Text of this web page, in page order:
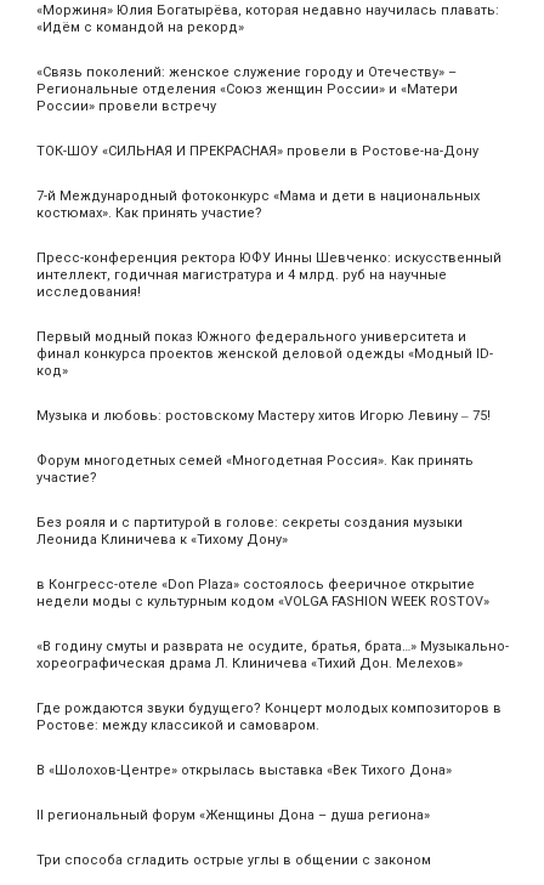
«Моржиня» Юлия Богатырёва, которая недавно научилась плавать:
«Идём с командой на рекорд»
«Связь поколений: женское служение городу и Отечеству» –
Региональные отделения «Союз женщин России» и «Матери
России» провели встречу
ТОК-ШОУ «СИЛЬНАЯ И ПРЕКРАСНАЯ» провели в Ростове-на-Дону
7-й Международный фотоконкурс «Мама и дети в национальных
костюмах». Как принять участие?
Пресс-конференция ректора ЮФУ Инны Шевченко: искусственный
интеллект, годичная магистратура и 4 млрд. руб на научные
исследования!
Первый модный показ Южного федерального университета и
финал конкурса проектов женской деловой одежды «Модный ID-
код»
Музыка и любовь: ростовскому Мастеру хитов Игорю Левину ‒ 75!
Форум многодетных семей «Многодетная Россия». Как принять
участие?
Без рояля и с партитурой в голове: секреты создания музыки
Леонида Клиничева к «Тихому Дону»
в Конгресс-отеле «Don Plaza» состоялось фееричное открытие
недели моды с культурным кодом «VOLGA FASHION WEEK ROSTOV»
«В годину смуты и разврата не осудите, братья, брата…» Музыкально-
хореографическая драма Л. Клиничева «Тихий Дон. Мелехов»
Где рождаются звуки будущего? Концерт молодых композиторов в
Ростове: между классикой и самоваром.
В «Шолохов-Центре» открылась выставка «Век Тихого Дона»
II региональный форум «Женщины Дона – душа региона»
Три способа сгладить острые углы в общении с законом